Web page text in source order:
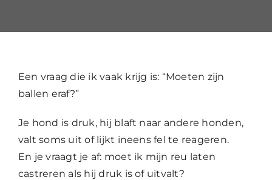
Een vraag die ik vaak krijg is: “Moeten zijn
ballen eraf?”
Je hond is druk, hij blaft naar andere honden,
valt soms uit of lijkt ineens fel te reageren.
En je vraagt je af: moet ik mijn reu laten
castreren als hij druk is of uitvalt?